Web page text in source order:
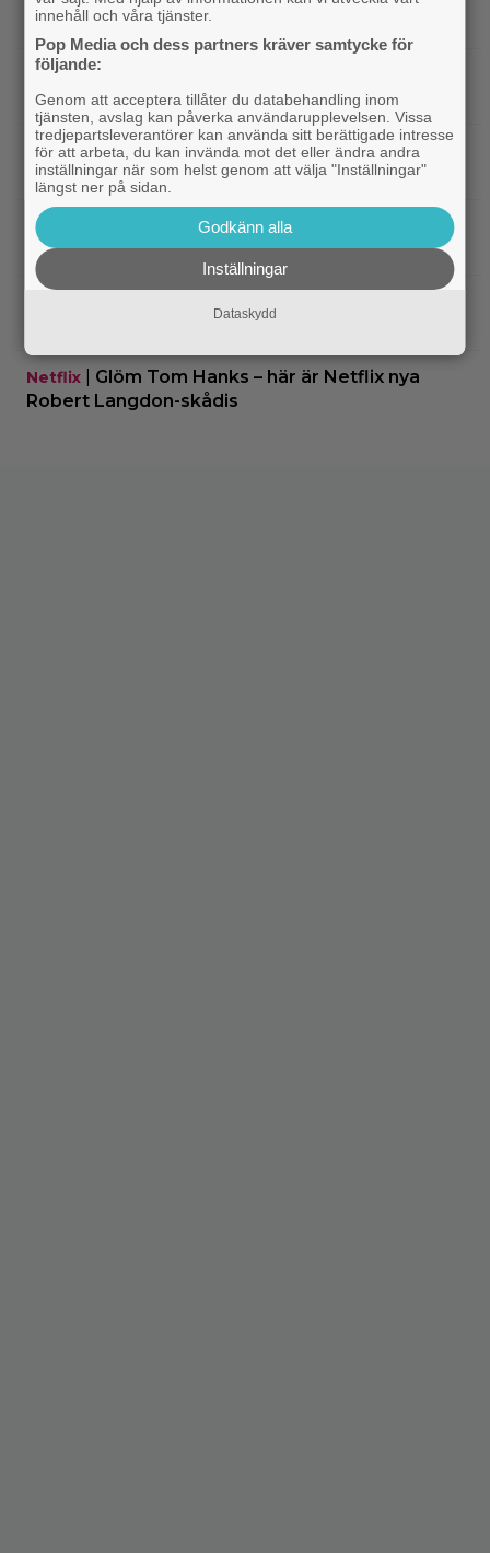
6 biobiljetter – historiens lägsta intäkter
Dokumentär
HBO-dokumentär om reptilsmuggling hyllas
TV-spel|”Borderlands”-regissören om
kalkonfilmen – ”Den tillhörde ingen”
Casting
3 nya X-Men är redan klara… och det
ryktas om fler heta namn
filmer – om lönen är hög nog
Netflix
Glöm Tom Hanks – här är Netflix nya
Robert Langdon-skådis
innehåll och våra tjänster.
Pop Media och dess partners kräver samtycke för
följande:
Genom att acceptera tillåter du databehandling inom
tjänsten, avslag kan påverka användarupplevelsen. Vissa
tredjepartsleverantörer kan använda sitt berättigade intresse
för att arbeta, du kan invända mot det eller ändra andra
inställningar när som helst genom att välja "Inställningar"
längst ner på sidan.
Godkänn alla
Inställningar
Dataskydd